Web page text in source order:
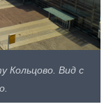
Кольцово. Вид с